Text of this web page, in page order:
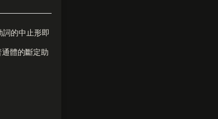
的中止形即
通體的斷定助